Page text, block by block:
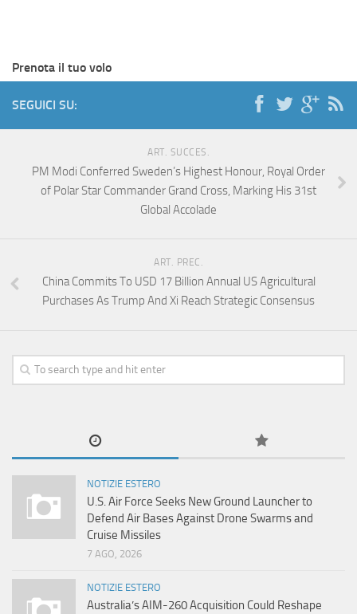
Prenota il tuo volo
SEGUICI SU:
ART. SUCCES.
PM Modi Conferred Sweden’s Highest Honour, Royal Order
of Polar Star Commander Grand Cross, Marking His 31st
Global Accolade
ART. PREC.
China Commits To USD 17 Billion Annual US Agricultural
Purchases As Trump And Xi Reach Strategic Consensus
NOTIZIE ESTERO
U.S. Air Force Seeks New Ground Launcher to
Defend Air Bases Against Drone Swarms and
Cruise Missiles
7 AGO, 2026
NOTIZIE ESTERO
Australia’s AIM-260 Acquisition Could Reshape